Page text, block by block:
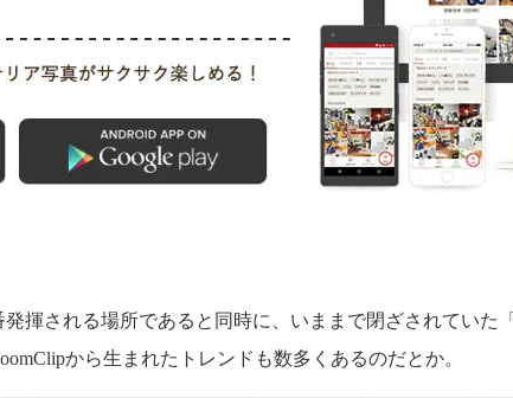
揮される場所であると同時に、いままで閉ざされてい
から生まれたトレンドも数多くあるのだとか。